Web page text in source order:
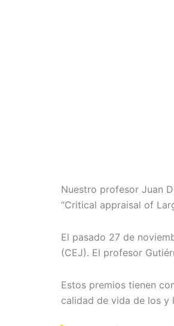
Nuestro profesor Juan
“Critical appraisal of
El pasado 27 de
(CEJ). El profesor
Estos premios tienen
calidad de vida de los y